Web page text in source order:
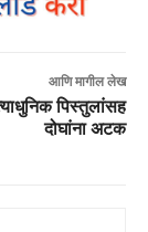
आणि मागील लेख
पिस्तुलांसह
दोघांना अटक